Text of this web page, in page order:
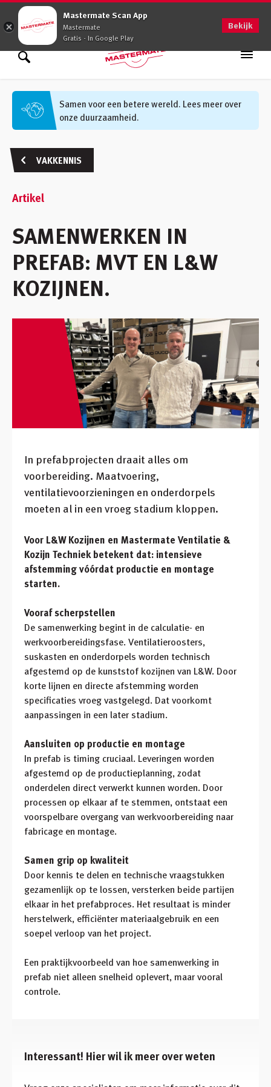
Mastermate Scan App
Mastermate
Gratis - In Google Play
Bekijk
0900 - 0509
Assortiment
Oplossingen
Vestigingen(48)
Klantenservice
Klant worden
Zoek binnen assortiment
Zoek informatie
Samen voor een betere wereld. Lees meer over
onze duurzaamheid.
VAKKENNIS
Artikel
SAMENWERKEN IN
PREFAB: MVT EN L&W
KOZIJNEN.
In prefabprojecten draait alles om
voorbereiding. Maatvoering,
ventilatievoorzieningen en onderdorpels
moeten al in een vroeg stadium kloppen.
Voor L&W Kozijnen en Mastermate Ventilatie &
Kozijn Techniek betekent dat: intensieve
afstemming vóórdat productie en montage
starten.
Vooraf scherpstellen
De samenwerking begint in de calculatie- en
werkvoorbereidingsfase. Ventilatieroosters,
suskasten en onderdorpels worden technisch
afgestemd op de kunststof kozijnen van L&W. Door
korte lijnen en directe afstemming worden
specificaties vroeg vastgelegd. Dat voorkomt
aanpassingen in een later stadium.
Aansluiten op productie en montage
In prefab is timing cruciaal. Leveringen worden
afgestemd op de productieplanning, zodat
onderdelen direct verwerkt kunnen worden. Door
processen op elkaar af te stemmen, ontstaat een
voorspelbare overgang van werkvoorbereiding naar
fabricage en montage.
Samen grip op kwaliteit
Door kennis te delen en technische vraagstukken
gezamenlijk op te lossen, versterken beide partijen
elkaar in het prefabproces. Het resultaat is minder
herstelwerk, efficiënter materiaalgebruik en een
soepel verloop van het project.
Een praktijkvoorbeeld van hoe samenwerking in
prefab niet alleen snelheid oplevert, maar vooral
controle.
Interessant! Hier wil ik meer over weten